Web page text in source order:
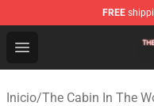
FREE
Open menu
The Cabin In The
Inicio/The Cabin In The